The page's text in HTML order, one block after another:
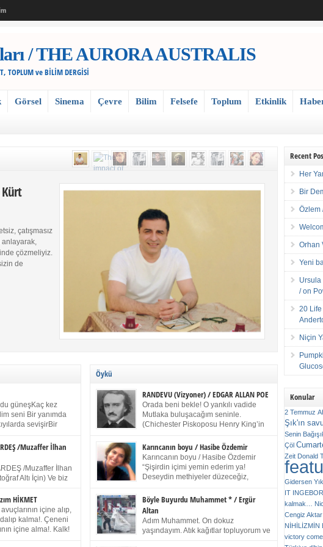
/ THE AURORA AUSTRALIS
TOPLUM ve BİLİM DERGİSİ
Görsel Sinema Çevre Bilim Felsefe Toplum Etkinlik
çatışmasız
anlayarak,
çözmeliyiz.
de
güneşKaç kez
seni Bir yanımda
sevişirBir
olur Gözlerim bir
2004 Haziran
Güney
/Muzaffer İlhan
/Muzaffer İlhan
Altı İçin) Ve biz
gibi Benim
bir gülüş
belki İlk kez olduğu
kelepçeyi
HİKMET
içine alıp,
kalma!. Çeneni
içine alma!. Kalk!
Öykü
RANDEVU (Vizyoner) / EDGAR ALLAN POE
Orada beni bekle! O yankılı vadide
Mutlaka buluşacağım seninle.
(Chichester Piskoposu Henry King’in
Talihsiz ve gizemli adam! – Sen ki kendi hayal
gücünün parlaklığıyla afalladın, gençliğinin alevleri
arasına düştün! Hayalimde seni tekrar görüyorum!
Bir kez daha önümde duruyor siluetin! – Olduğun –
ah olduğun gibi değil soğuk vadide ve gölgelerin […]
Karıncanın boyu / Hasibe Özdemir
Karıncanın boyu / Hasibe Özdemir
“Şişirdin içimi yemin ederim ya!
Deseydin methiyeler düzeceğiz,
titriyor. “Sana gel demedim kızım.” diyorum sakince.
“Takıldın peşime madem, ne duyarsan
katlanacaksın.” Bir sigara yakıyor. Başını yana yatırıp,
bezmiş annelerin yılgın bakışıyla süzüyor beni.
Kaşlarımı kaldırıp ona bakıyorum ben de. Pes ediyor.
Böyle Buyurdu Muhammet * / Ergür
Altan
Adım Muhammet. On dokuz
yaşındayım. Atık kağıtlar topluyorum ve
Recent
Her
Bir
Özlem
Orhan
Yeni
Ursula
/ on
20
Niçin
Konular
2 Temmuz
Şık'ın
Senin
Çöl
Zeit Donald
Gidersen
IT
kalmak…
Cengiz Aktar
NİHİLİZMİN
victory